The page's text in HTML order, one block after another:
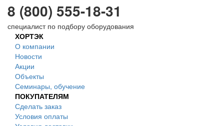
8 (800) 555-18-31
специалист по подбору оборудования
ХОРТЭК
О компании
Новости
Акции
Объекты
Семинары, обучение
ПОКУПАТЕЛЯМ
Сделать заказ
Условия оплаты